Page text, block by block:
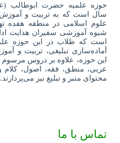
حوزه علمیه حضرت ابوطالب
سال است که به تربیت و آموزش
علوم اسلامی در منطقه هفده
شیوه آموزشی سفیران هدایت
است که طلاب در این حوزه
آماده‌سازی تبلیغی، تربیت و
این حوزه، علاوه بر دروس مرسوم
عربی، منطق، فقه، اصول،
محتوای منبر و تبلیغ نیز می‌پردازند.
تماس با ما